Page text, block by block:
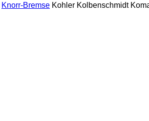
Knorr-Bremse Kohler Kolbenschmidt